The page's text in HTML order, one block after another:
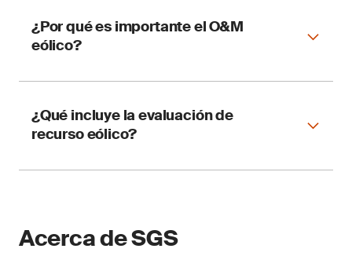
desempeño y cumplimiento antes o durante la
operación del proyecto.
¿Por qué es importante el O&M
eólico?
disponibilidad, eficiencia y rentabilidad del
parque.
¿Qué incluye la evaluación de
recurso eólico?
Acerca de SGS